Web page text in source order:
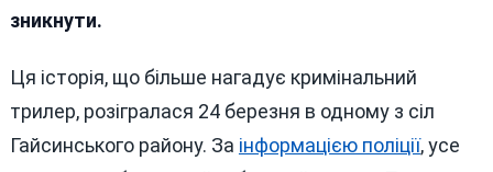
зникнути.
Ця історія, що більше нагадує кримінальний
трилер, розігралася 24 березня в одному з сіл
Гайсинського району. За інформацією поліції, усе